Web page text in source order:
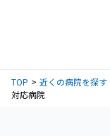
TOP 近くの病院を探す
対応病院